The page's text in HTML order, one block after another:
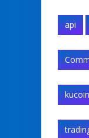
api
kucoin